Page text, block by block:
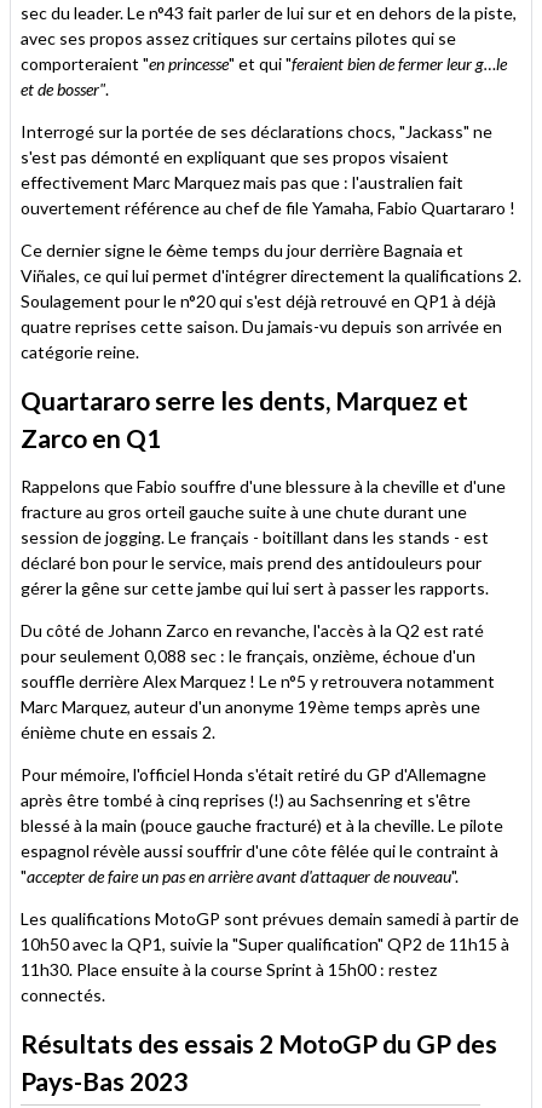
sec du leader. Le n°43 fait parler de lui sur et en dehors de la piste,
avec ses propos assez critiques sur certains pilotes qui se
comporteraient "en princesse" et qui "feraient bien de fermer leur g…le
et de bosser".
Interrogé sur la portée de ses déclarations chocs, "Jackass" ne
s'est pas démonté en expliquant que ses propos visaient
effectivement Marc Marquez mais pas que : l'australien fait
ouvertement référence au chef de file Yamaha, Fabio Quartararo !
Ce dernier signe le 6ème temps du jour derrière Bagnaia et
Viñales, ce qui lui permet d'intégrer directement la qualifications 2.
Soulagement pour le n°20 qui s'est déjà retrouvé en QP1 à déjà
quatre reprises cette saison. Du jamais-vu depuis son arrivée en
catégorie reine.
Quartararo serre les dents, Marquez et
Zarco en Q1
Rappelons que Fabio souffre d'une blessure à la cheville et d'une
fracture au gros orteil gauche suite à une chute durant une
session de jogging. Le français - boitillant dans les stands - est
déclaré bon pour le service, mais prend des antidouleurs pour
gérer la gêne sur cette jambe qui lui sert à passer les rapports.
Du côté de Johann Zarco en revanche, l'accès à la Q2 est raté
pour seulement 0,088 sec : le français, onzième, échoue d'un
souffle derrière Alex Marquez ! Le n°5 y retrouvera notamment
Marc Marquez, auteur d'un anonyme 19ème temps après une
énième chute en essais 2.
Pour mémoire, l'officiel Honda s'était retiré du GP d'Allemagne
après être tombé à cinq reprises (!) au Sachsenring et s'être
blessé à la main (pouce gauche fracturé) et à la cheville. Le pilote
espagnol révèle aussi souffrir d'une côte fêlée qui le contraint à
"accepter de faire un pas en arrière avant d'attaquer de nouveau".
Les qualifications MotoGP sont prévues demain samedi à partir de
10h50 avec la QP1, suivie la "Super qualification" QP2 de 11h15 à
11h30. Place ensuite à la course Sprint à 15h00 : restez
connectés.
Résultats des essais 2 MotoGP du GP des
Pays-Bas 2023